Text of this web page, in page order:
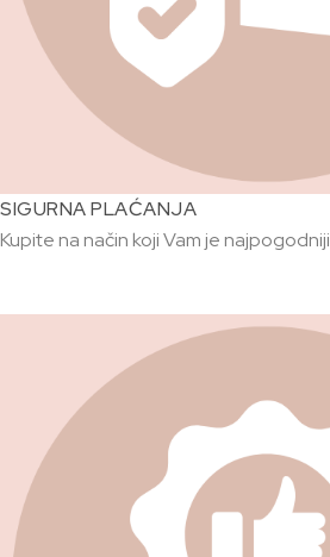
SIGURNA PLAĆANJA
Kupite na način koji Vam je najpogodniji